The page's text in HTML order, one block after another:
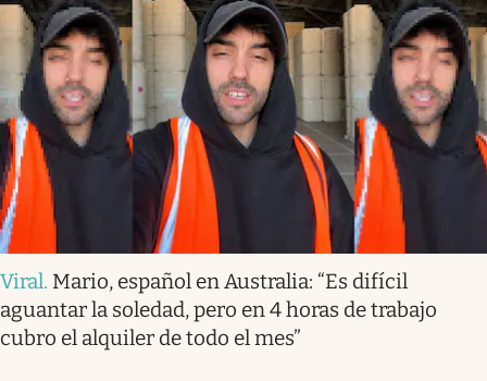
Viral. Mario, español en Australia: “Es difícil
aguantar la soledad, pero en 4 horas de trabajo
cubro el alquiler de todo el mes”